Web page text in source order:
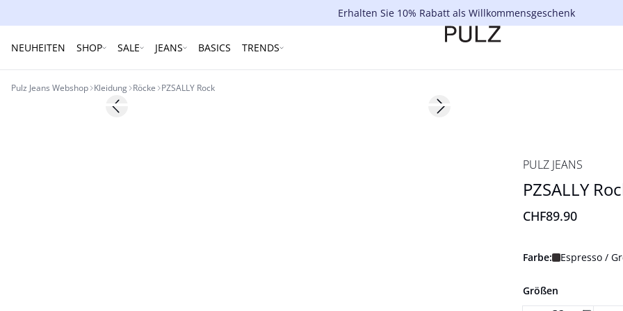
Erhalten Sie 10% Rabatt als Willkommensgeschenk
NEUHEITEN SHOP SALE JEANS BASICS TRENDS
Pulz Jeans Webshop Kleidung Röcke PZSALLY Rock
Previous slide Next slide
PULZ JEANS
PZSALLY
CHF89.90
Farbe: Espresso /
Größen